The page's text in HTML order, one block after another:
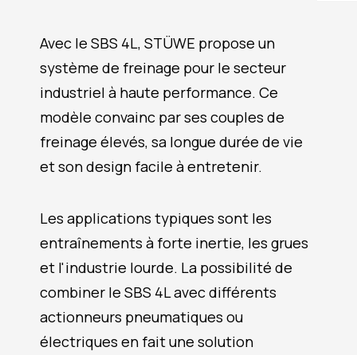
Avec le SBS 4L, STÜWE propose un
système de freinage pour le secteur
industriel à haute performance. Ce
modèle convainc par ses couples de
freinage élevés, sa longue durée de vie
et son design facile à entretenir.
Les applications typiques sont les
entraînements à forte inertie, les grues
et l'industrie lourde. La possibilité de
combiner le SBS 4L avec différents
actionneurs pneumatiques ou
électriques en fait une solution